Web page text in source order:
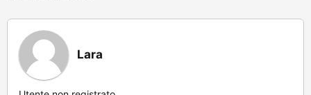
Lara